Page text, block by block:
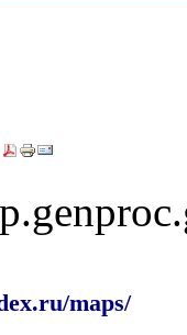
maps/